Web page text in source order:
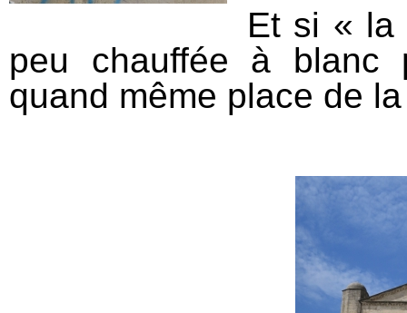
Et si « la
peu chauffée à blanc
quand même place de